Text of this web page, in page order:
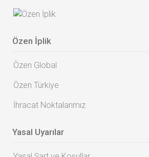
Özen İplik
Özen Global
Özen Türkiye
İhracat Noktalarımız
Yasal Uyarılar